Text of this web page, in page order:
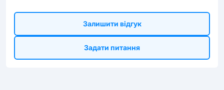
Залишити відгук
Задати питання